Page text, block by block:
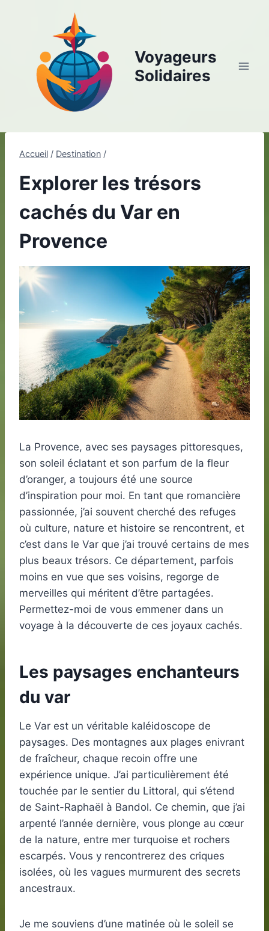
Voyageurs
Solidaires
Accueil / Destination /
Explorer les trésors
cachés du Var en
Provence
La Provence, avec ses paysages pittoresques,
son soleil éclatant et son parfum de la fleur
d’oranger, a toujours été une source
d’inspiration pour moi. En tant que romancière
passionnée, j’ai souvent cherché des refuges
où culture, nature et histoire se rencontrent, et
c’est dans le Var que j’ai trouvé certains de mes
plus beaux trésors. Ce département, parfois
moins en vue que ses voisins, regorge de
merveilles qui méritent d’être partagées.
Permettez-moi de vous emmener dans un
voyage à la découverte de ces joyaux cachés.
Les paysages enchanteurs
du var
Le Var est un véritable kaléidoscope de
paysages. Des montagnes aux plages enivrant
de fraîcheur, chaque recoin offre une
expérience unique. J’ai particulièrement été
touchée par le sentier du Littoral, qui s’étend
de Saint-Raphaël à Bandol. Ce chemin, que j’ai
arpenté l’année dernière, vous plonge au cœur
de la nature, entre mer turquoise et rochers
escarpés. Vous y rencontrerez des criques
isolées, où les vagues murmurent des secrets
ancestraux.
Je me souviens d’une matinée où le soleil se